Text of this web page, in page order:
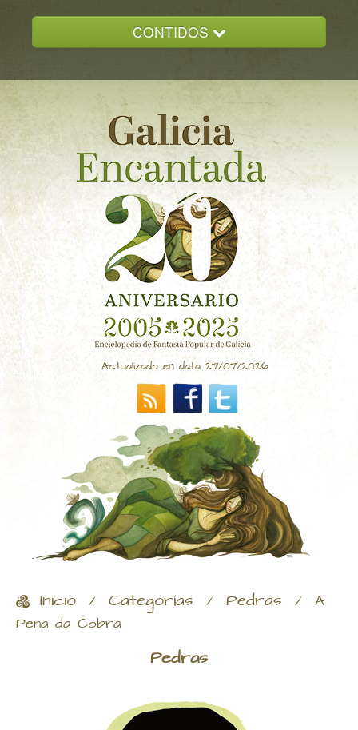
CONTIDOS
GALICIA ENCANTADA
DOCUMENTACION
NOVAS
CONTACTO
Actualizado en data 27/07/2026
Inicio / Categorías / Pedras / A
Pena da Cobra
Pedras